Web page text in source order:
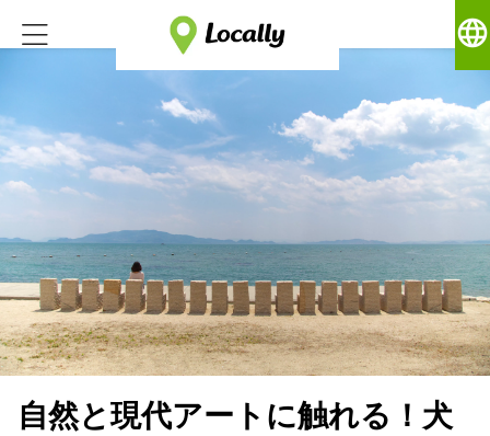
language
自然と現代アートに触れる！犬